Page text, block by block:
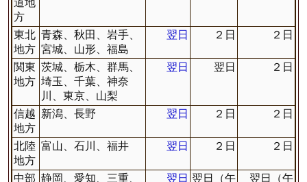
道地
方
東北
地方
青森、秋田、岩手、
宮城、山形、福島
翌日 ２日 ２日
関東
地方
茨城、栃木、群馬、
埼玉、千葉、神奈
川、東京、山梨
翌日 翌日 ２日
信越
地方
新潟、長野 翌日 ２日 ２日
北陸
地方
富山、石川、福井 翌日 ２日 ２日
中部 静岡、愛知、三重、
翌日 翌日（午
翌日（午